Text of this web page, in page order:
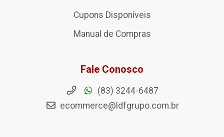
Cupons Disponíveis
Manual de Compras
Fale Conosco
(83) 3244-6487
ecommerce@ldfgrupo.com.br